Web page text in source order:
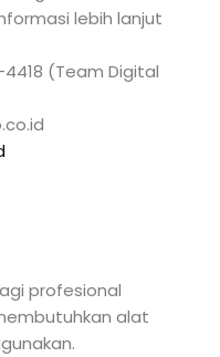
lebih lanjut
(Team Digital
profesional
alat